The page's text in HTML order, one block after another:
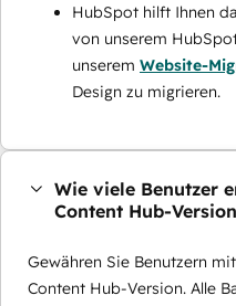
HubSpot hilft Ihnen
von unserem
unserem Website-
Design zu migrieren.
Wie viele Benutzer
Content Hub-
Gewähren Sie Benutzern
Content Hub-Version. Alle